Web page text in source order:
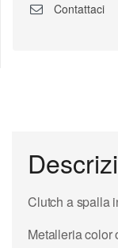
Contattaci
Clutch a spalla
Metalleria color